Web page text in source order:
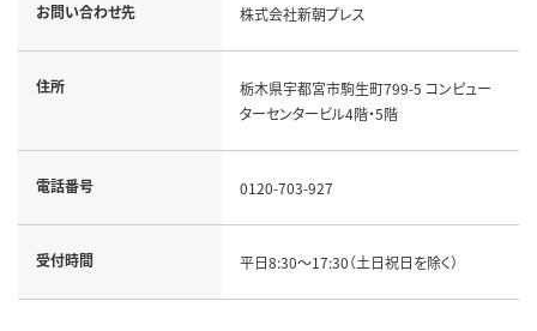
お問い合わせ先 株式会社新朝プレス
住所
栃木県宇都宮市駒生町799-5 コンピュー
ターセンタービル4階・5階
電話番号 0120-703-927
受付時間 平日8:30～17:30（土日祝日を除く）